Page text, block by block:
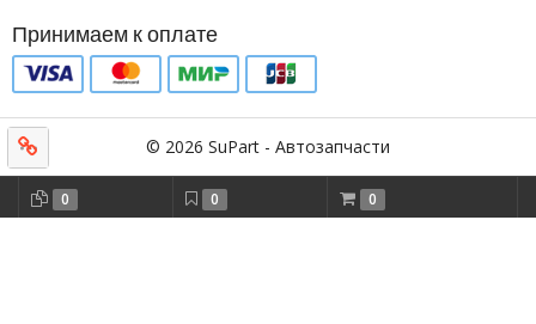
Принимаем к оплате
© 2026 SuPart - Автозапчасти
0 0 0